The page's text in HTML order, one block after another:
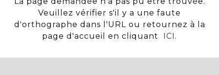
Veuillez vérifier s'il y a une faute
d'orthographe dans l'URL ou retournez à la
page d'accueil en cliquant
ICI .